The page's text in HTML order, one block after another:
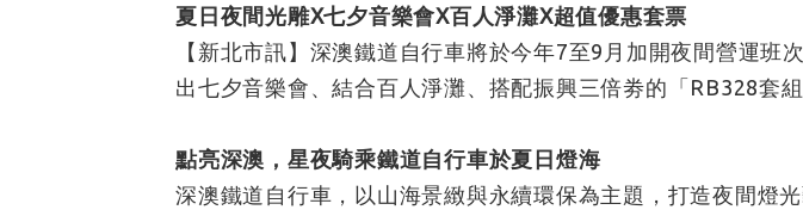
夏日夜間光雕X七夕音樂會X百人淨灘X超值優惠套票
【新北市訊】深澳鐵道自行車將於今年7至9月加開夜間營運
出七夕音樂會、結合百人淨灘、搭配振興三倍劵的「RB328套
點亮深澳，星夜騎乘鐵道自行車於夏日燈海
深澳鐵道自行車，以山海景緻與永續環保為主題，打造夜間燈